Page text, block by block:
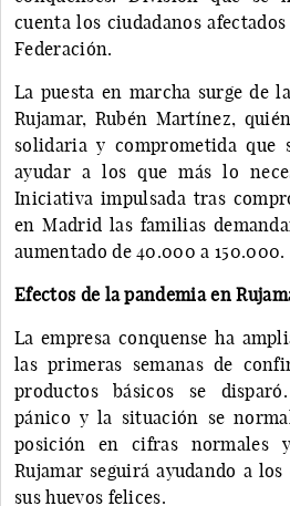
cuenta los ciudadanos
Federación.
La puesta en marcha surge de
Rujamar, Rubén Martínez,
solidaria y comprometida que
ayudar a los que más lo
Iniciativa impulsada tras
en Madrid las familias
aumentado de 40.000 a 150.000.
Efectos de la pandemia en
La empresa conquense ha
las primeras semanas de
productos básicos se
pánico y la situación se
posición en cifras normales
Rujamar seguirá ayudando a
sus huevos felices.